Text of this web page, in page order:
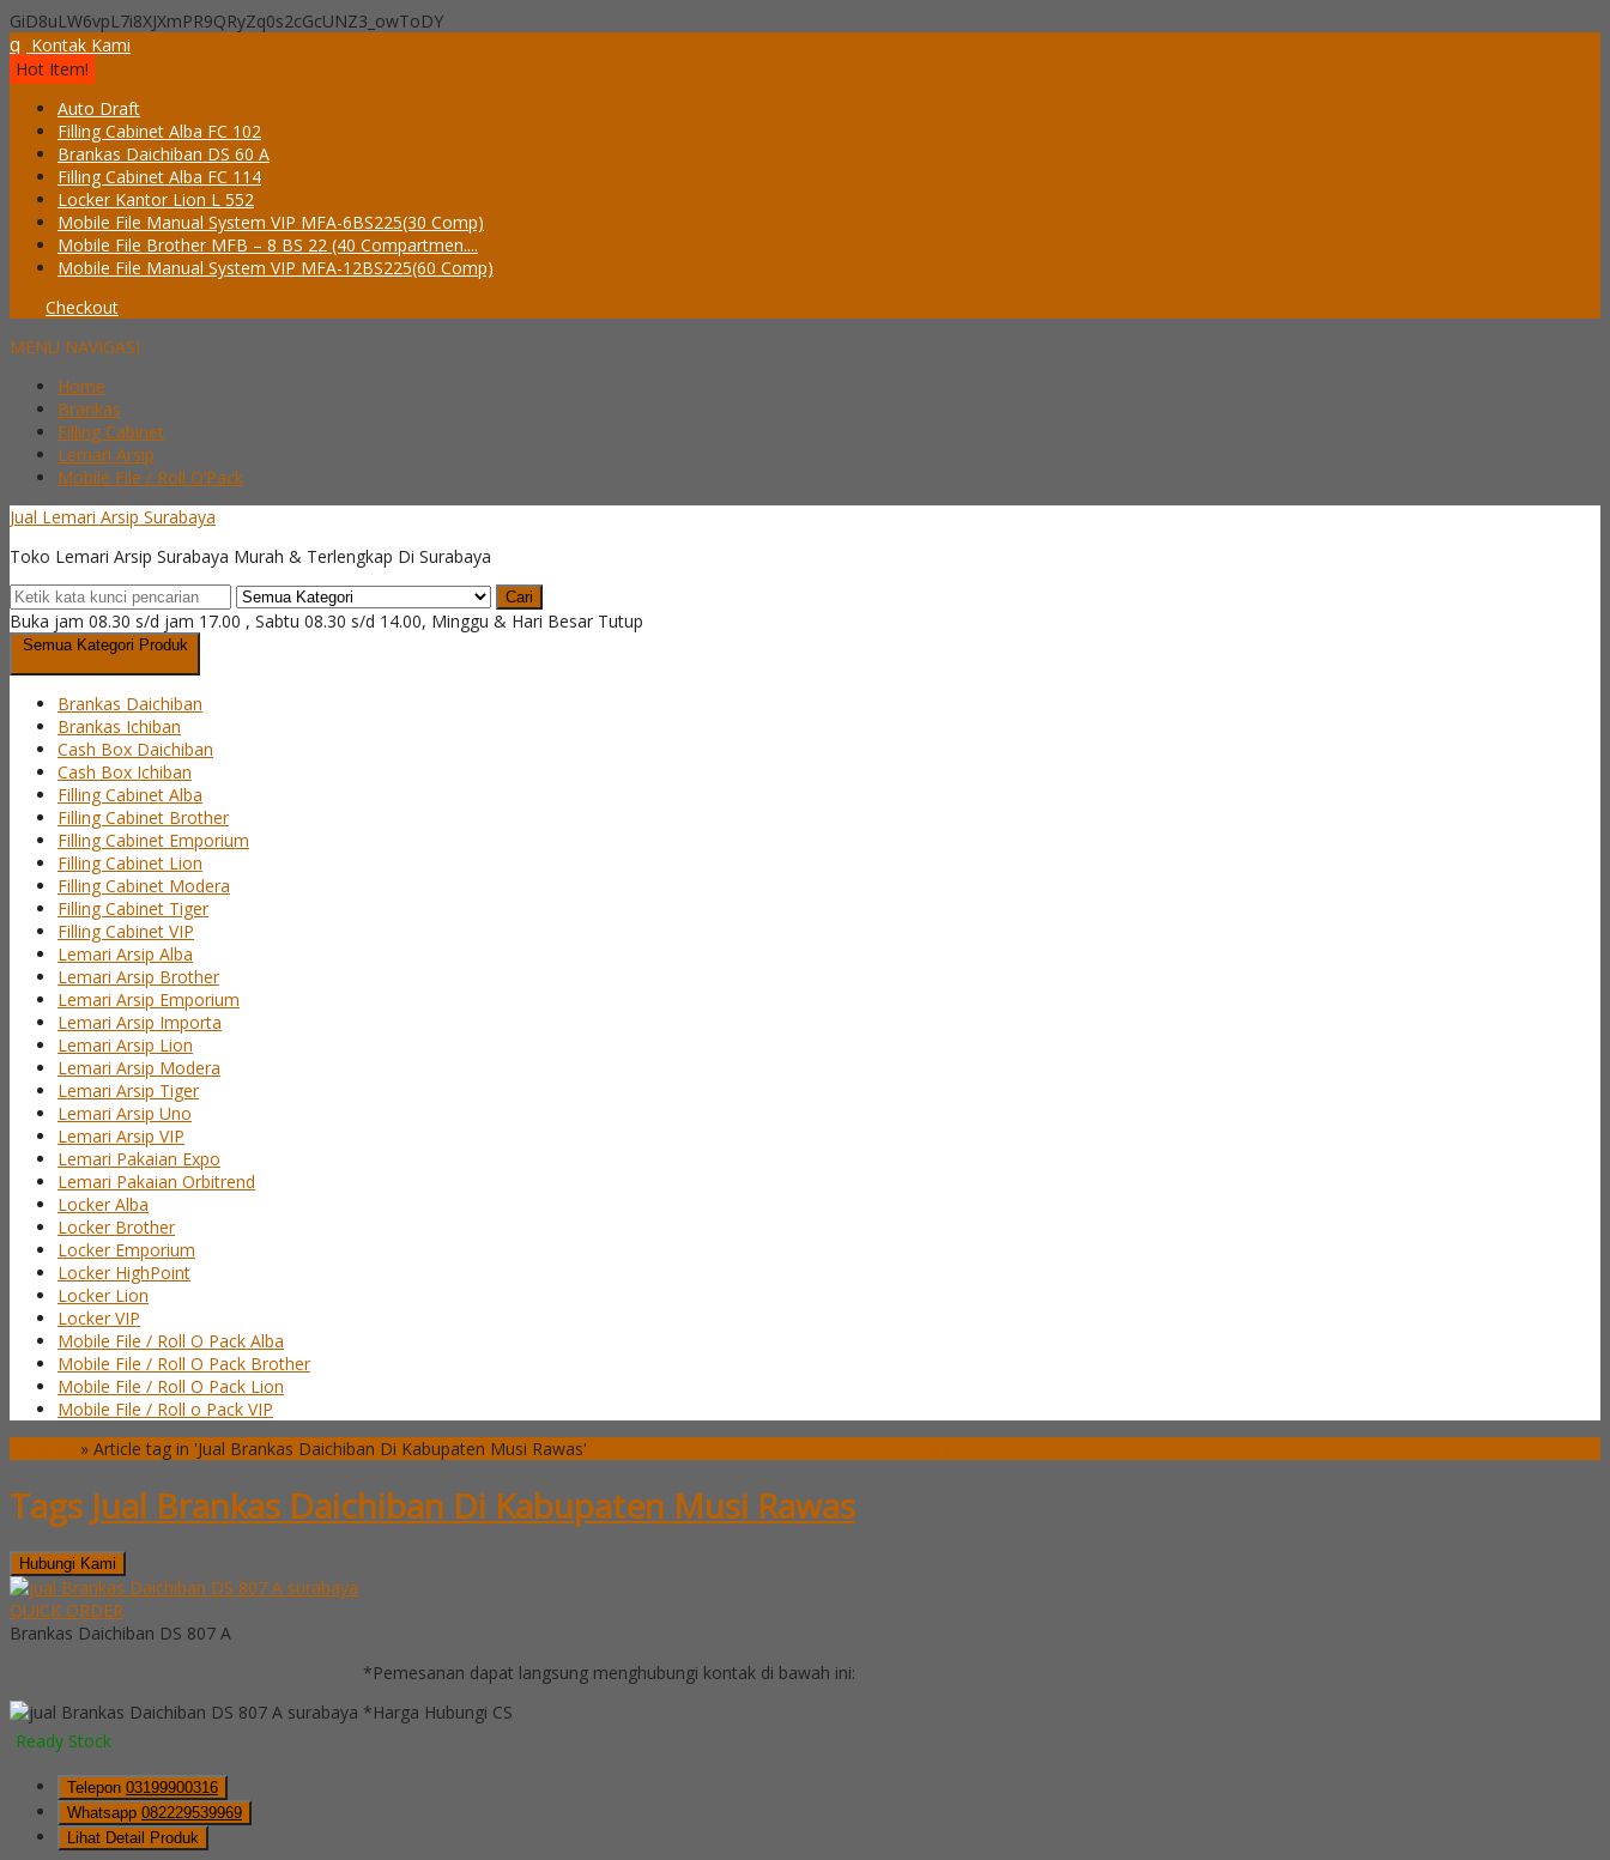
GiD8uLW6vpL7i8XJXmPR9QRyZq0s2cGcUNZ3_owToDY
q Kontak Kami
Hot Item!
Auto Draft
Filling Cabinet Alba FC 102
Brankas Daichiban DS 60 A
Filling Cabinet Alba FC 114
Locker Kantor Lion L 552
Mobile File Manual System VIP MFA-6BS225(30 Comp)
Mobile File Brother MFB – 8 BS 22 (40 Compartmen....
Mobile File Manual System VIP MFA-12BS225(60 Comp)
Checkout
MENU NAVIGASI
Home
Brankas
Filling Cabinet
Lemari Arsip
Mobile File / Roll O’Pack
Jual Lemari Arsip Surabaya
Toko Lemari Arsip Surabaya Murah & Terlengkap Di Surabaya
Cari
Buka jam 08.30 s/d jam 17.00 , Sabtu 08.30 s/d 14.00, Minggu & Hari Besar Tutup
Semua Kategori Produk
Brankas Daichiban
Brankas Ichiban
Cash Box Daichiban
Cash Box Ichiban
Filling Cabinet Alba
Filling Cabinet Brother
Filling Cabinet Emporium
Filling Cabinet Lion
Filling Cabinet Modera
Filling Cabinet Tiger
Filling Cabinet VIP
Lemari Arsip Alba
Lemari Arsip Brother
Lemari Arsip Emporium
Lemari Arsip Importa
Lemari Arsip Lion
Lemari Arsip Modera
Lemari Arsip Tiger
Lemari Arsip Uno
Lemari Arsip VIP
Lemari Pakaian Expo
Lemari Pakaian Orbitrend
Locker Alba
Locker Brother
Locker Emporium
Locker HighPoint
Locker Lion
Locker VIP
Mobile File / Roll O Pack Alba
Mobile File / Roll O Pack Brother
Mobile File / Roll O Pack Lion
Mobile File / Roll o Pack VIP
» Article tag in 'Jual Brankas Daichiban Di Kabupaten Musi Rawas'
Tags Jual Brankas Daichiban Di Kabupaten Musi Rawas
Hubungi Kami
QUICK ORDER
Brankas Daichiban DS 807 A
*Pemesanan dapat langsung menghubungi kontak di bawah ini:
*Harga Hubungi CS
Ready Stock
Telepon 03199900316
Whatsapp 082229539969
Lihat Detail Produk